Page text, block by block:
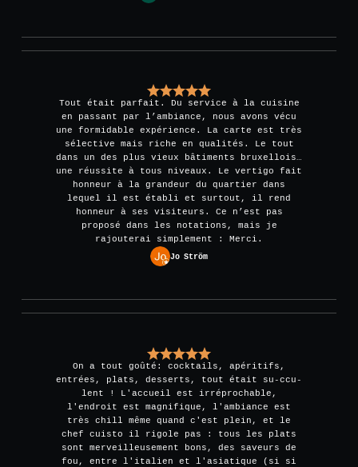
Tout était parfait. Du service à la cuisine
en passant par l’ambiance, nous avons vécu
une formidable expérience. La carte est très
sélective mais riche en qualités. Le tout
dans un des plus vieux bâtiments bruxellois…
une réussite à tous niveaux. Le vertigo fait
honneur à la grandeur du quartier dans
lequel il est établi et surtout, il rend
honneur à ses visiteurs. Ce n’est pas
proposé dans les notations, mais je
rajouterai simplement : Merci.
Jo Ström
On a tout goûté: cocktails, apéritifs,
entrées, plats, desserts, tout était su-ccu-
lent ! L'accueil est irréprochable,
l'endroit est magnifique, l'ambiance est
très chill même quand c'est plein, et le
chef cuisto il rigole pas : tous les plats
sont merveilleusement bons, des saveurs de
fou, entre l'italien et l'asiatique (si si